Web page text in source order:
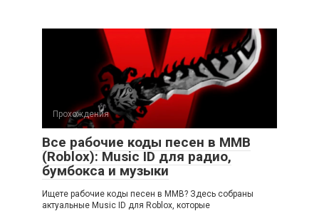
Прохождения
Все рабочие коды песен в ММВ
(Roblox): Music ID для радио,
бумбокса и музыки
Ищете рабочие коды песен в ММВ? Здесь собраны
актуальные Music ID для Roblox, которые